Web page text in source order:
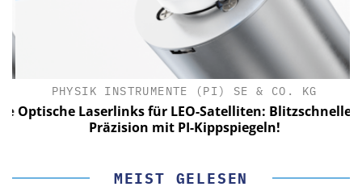
PHYSIK INSTRUMENTE (PI) SE & CO. KG
Optische Laserlinks für LEO-Satelliten: Blitzschnelle
Präzision mit PI-Kippspiegeln!
MEIST GELESEN